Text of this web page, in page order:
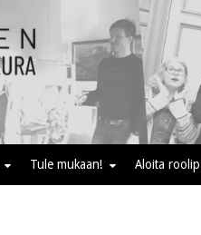
Tule mukaan! Aloita